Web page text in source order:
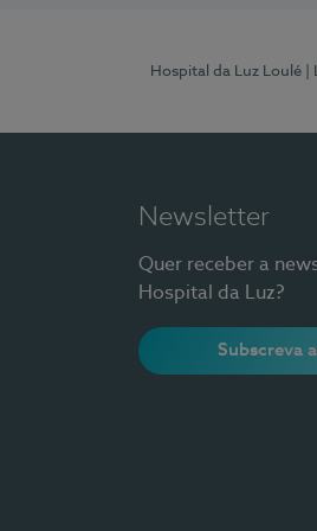
Hospital da Luz Loulé
Newsletter
Quer receber a
Hospital da Luz?
Subscreva